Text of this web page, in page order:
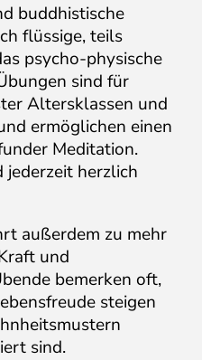
buddhistische
flüssige, teils
psycho-physische
sind für
Altersklassen und
ermöglichen einen
Meditation.
jederzeit herzlich
außerdem zu mehr
und
bemerken oft,
steigen
sind.